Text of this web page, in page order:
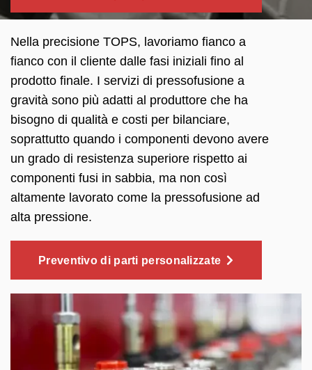
Nella precisione TOPS, lavoriamo fianco a
fianco con il cliente dalle fasi iniziali fino al
prodotto finale. I servizi di pressofusione a
gravità sono più adatti al produttore che ha
bisogno di qualità e costi per bilanciare,
soprattutto quando i componenti devono avere
un grado di resistenza superiore rispetto ai
componenti fusi in sabbia, ma non così
altamente lavorato come la pressofusione ad
alta pressione.
Preventivo di parti personalizzate